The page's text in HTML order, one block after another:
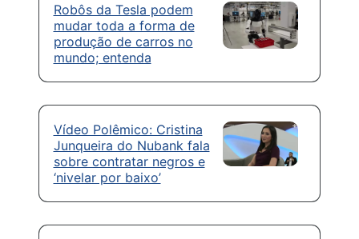
Robôs da Tesla podem
mudar toda a forma de
produção de carros no
mundo; entenda
Vídeo Polêmico: Cristina
Junqueira do Nubank fala
sobre contratar negros e
‘nivelar por baixo’